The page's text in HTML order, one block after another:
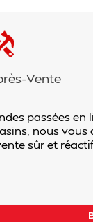
Vente
passées en
nous vous
sûr et